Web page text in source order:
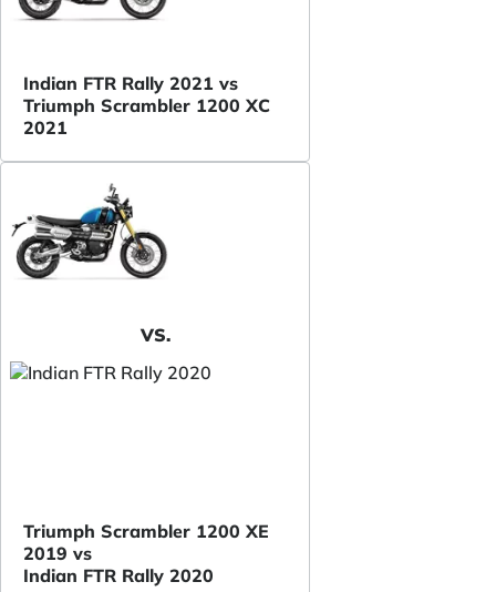
Indian FTR Rally 2021 vs
Triumph Scrambler 1200 XC
2021
VS.
Triumph Scrambler 1200 XE
2019 vs
Indian FTR Rally 2020